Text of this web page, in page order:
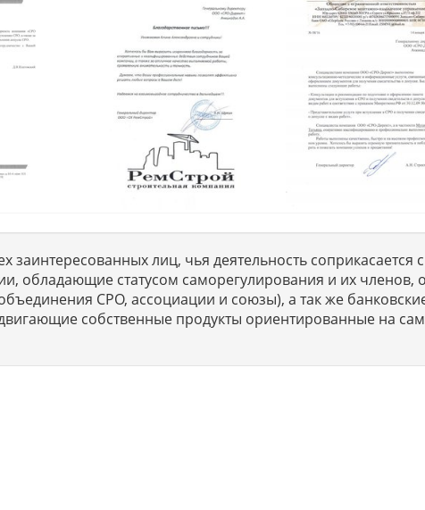
лиц, чья деятельность соприкасается
обладающие статусом саморегулирования и их членов,
СРО, ассоциации и союзы), а так же
собственные продукты ориентированные на